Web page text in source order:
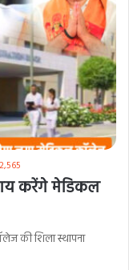
2,565
करेंगे मेडिकल
की शिला स्थापना